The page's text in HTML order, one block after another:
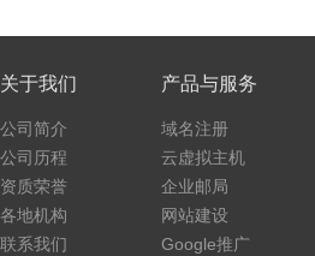
关于我们
公司简介
公司历程
资质荣誉
各地机构
联系我们
产品与服务
域名注册
云虚拟主机
企业邮局
网站建设
Google推广